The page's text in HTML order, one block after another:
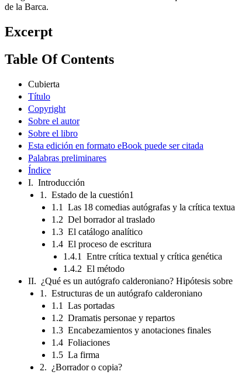
de la Barca.
Excerpt
Table Of Contents
Cubierta
Título
Copyright
Sobre el autor
Sobre el libro
Esta edición en formato eBook puede ser citada
Palabras preliminares
Índice
I. Introducción
1. Estado de la cuestión1
1.1 Las 18 comedias autógrafas y la crítica
1.2 Del borrador al traslado
1.3 El catálogo analítico
1.4 El proceso de escritura
1.4.1 Entre crítica textual y crítica genética
1.4.2 El método
II. ¿Qué es un autógrafo calderoniano? Hipótesis
1. Estructuras de un autógrafo calderoniano
1.1 Las portadas
1.2 Dramatis personae y repartos
1.3 Encabezamientos y anotaciones finales
1.4 Foliaciones
1.5 La firma
2. ¿Borrador o copia?